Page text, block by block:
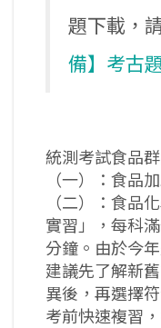
題下載，
備】考古
統測考試食品
（一）：食品
（二）：食品
實習」，每科
分鐘。由於今
建議先了解新
異後，再選擇
考前快速複習